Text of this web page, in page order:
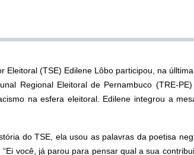
Eleitoral (TSE) Edilene Lôbo participou, na
Regional Eleitoral de Pernambuco (TRE-
na esfera eleitoral. Edilene integrou a
do TSE, ela usou as palavras da poetisa
você, já parou para pensar qual a sua